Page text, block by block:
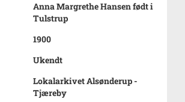
Anna Margrethe Hansen født i
Tulstrup
1900
Ukendt
Lokalarkivet Alsønderup -
Tjæreby